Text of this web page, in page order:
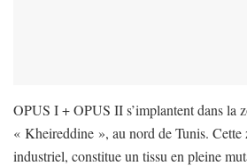
OPUS I + OPUS II s’implantent dans la
« Kheireddine », au nord de Tunis. Cette
industriel, constitue un tissu en pleine